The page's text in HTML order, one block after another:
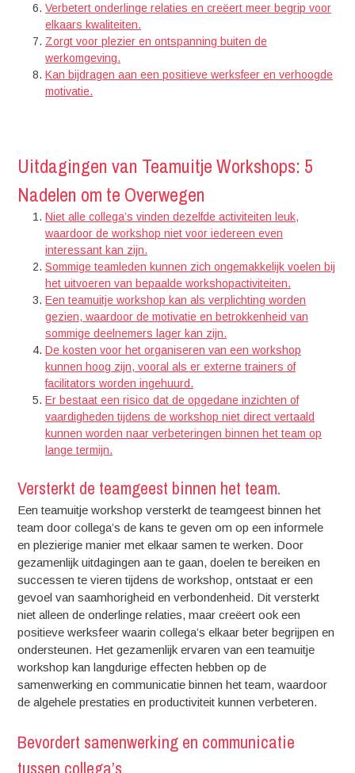
Verbetert onderlinge relaties en creëert meer begrip voor
elkaars kwaliteiten.
Zorgt voor plezier en ontspanning buiten de
werkomgeving.
Kan bijdragen aan een positieve werksfeer en verhoogde
motivatie.
Uitdagingen van Teamuitje Workshops: 5
Nadelen om te Overwegen
Niet alle collega’s vinden dezelfde activiteiten leuk,
waardoor de workshop niet voor iedereen even
interessant kan zijn.
Sommige teamleden kunnen zich ongemakkelijk voelen bij
het uitvoeren van bepaalde workshopactiviteiten.
Een teamuitje workshop kan als verplichting worden
gezien, waardoor de motivatie en betrokkenheid van
sommige deelnemers lager kan zijn.
De kosten voor het organiseren van een workshop
kunnen hoog zijn, vooral als er externe trainers of
facilitators worden ingehuurd.
Er bestaat een risico dat de opgedane inzichten of
vaardigheden tijdens de workshop niet direct vertaald
kunnen worden naar verbeteringen binnen het team op
lange termijn.
Versterkt de teamgeest binnen het team.
Een teamuitje workshop versterkt de teamgeest binnen het
team door collega’s de kans te geven om op een informele
en plezierige manier met elkaar samen te werken. Door
gezamenlijk uitdagingen aan te gaan, doelen te bereiken en
successen te vieren tijdens de workshop, ontstaat er een
gevoel van saamhorigheid en verbondenheid. Dit versterkt
niet alleen de onderlinge relaties, maar creëert ook een
positieve werksfeer waarin collega’s elkaar beter begrijpen en
ondersteunen. Het gezamenlijk ervaren van een teamuitje
workshop kan langdurige effecten hebben op de
samenwerking en communicatie binnen het team, waardoor
de algehele prestaties en productiviteit kunnen verbeteren.
Bevordert samenwerking en communicatie
tussen collega’s.